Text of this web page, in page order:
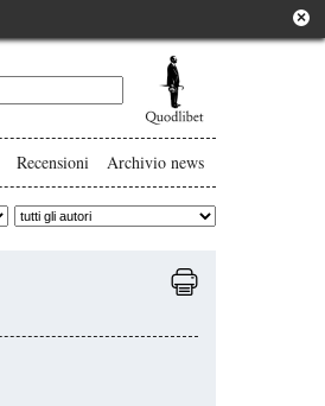
×
Recensioni Archivio news